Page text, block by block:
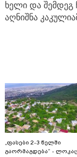
ხელი და
აღნიშნა
„ფასები 2-3 წელში
გაორმაგდება“ -